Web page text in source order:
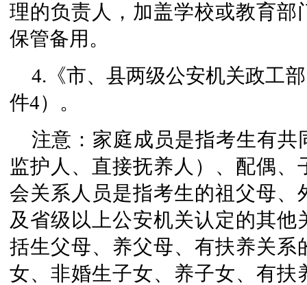
理的负责人，加盖学校或教育
保管备用。
4.《市、县两级公安机关政工
件4）。
注意：家庭成员是指考生有
监护人、直接抚养人）、配偶
会关系人员是指考生的祖父母
及省级以上公安机关认定的其
括生父母、养父母、有扶养关
女、非婚生子女、养子女、有